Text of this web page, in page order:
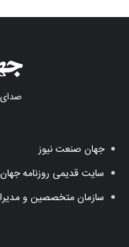
جهان صنعت نیوز
سایت قدیمی روزنامه
سازمان متخصصین و